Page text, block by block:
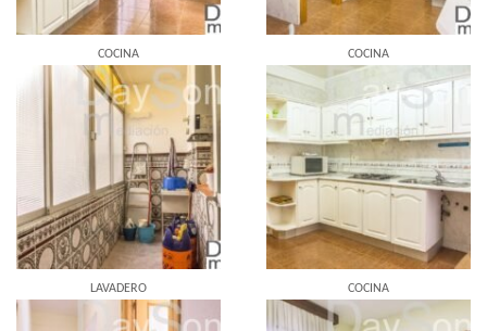
COCINA COCINA
LAVADERO COCINA